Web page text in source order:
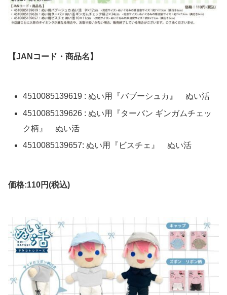
【JANコード・商品名】
4510085139619 : ぬい用『バブーシュカ』 ぬい活
4510085139626 : ぬい用『ターバン ギンガムチェッ
ク柄』 ぬい活
4510085139657: ぬい用『ビスチェ』 ぬい活
価格:110円(税込)